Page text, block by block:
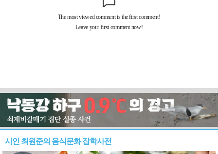
시인 최원준의 음식문화 잡학사전